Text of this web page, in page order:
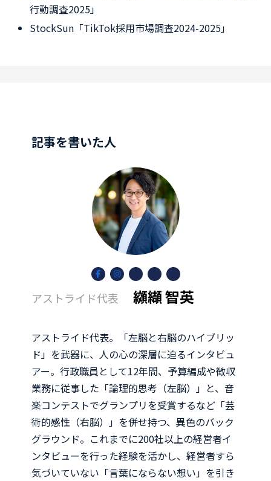
行動調査2025」
StockSun「TikTok採用市場調査2024-2025」
記事を書いた人
ア
イ
コ
ン
ク
ア
イ
コ
ン
ア
イ
コ
ン
ア
イ
コ
ン
ク
ア
イ
コ
ン
ク
アストライド代表 纐纈 智英
アストライド代表。「左脳と右脳のハイブリッ
ド」を武器に、人の心の深層に迫るインタビュ
アー。行政職員として12年間、予算編成や徴収
業務に従事した「論理的思考（左脳）」と、音
楽コンテストでグランプリを受賞するなど「芸
術的感性（右脳）」を併せ持つ、異色のバック
グラウンド。これまでに200社以上の経営者イ
ンタビューを行った経験を活かし、経営者すら
気づいていない「言葉にならない想い」を引き